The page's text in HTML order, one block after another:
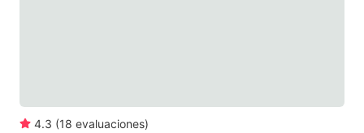
4.3 (18 evaluaciones)